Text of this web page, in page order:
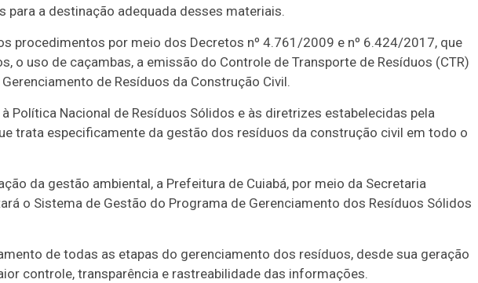
a destinação adequada desses materiais.
procedimentos por meio dos Decretos nº 4.761/2009 e nº 6.424/2017, que
o uso de caçambas, a emissão do Controle de Transporte de Resíduos (CTR)
de Resíduos da Construção Civil.
Política Nacional de Resíduos Sólidos e às diretrizes estabelecidas pela
trata especificamente da gestão dos resíduos da construção civil em todo o
da gestão ambiental, a Prefeitura de Cuiabá, por meio da Secretaria
o Sistema de Gestão do Programa de Gerenciamento dos Resíduos Sólidos
de todas as etapas do gerenciamento dos resíduos, desde sua geração
controle, transparência e rastreabilidade das informações.